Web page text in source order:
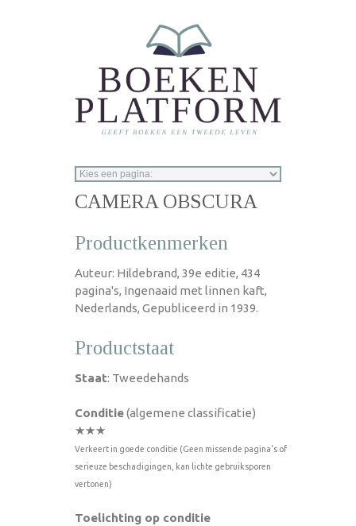
CAMERA OBSCURA
Productkenmerken
Auteur: Hildebrand, 39e editie, 434
pagina's, Ingenaaid met linnen kaft,
Nederlands, Gepubliceerd in 1939.
Productstaat
Staat: Tweedehands
Conditie(algemene classificatie)
★★★
Verkeert in goede conditie (Geen missende pagina's of
serieuze beschadigingen, kan lichte gebruiksporen
vertonen)
Toelichting op conditie